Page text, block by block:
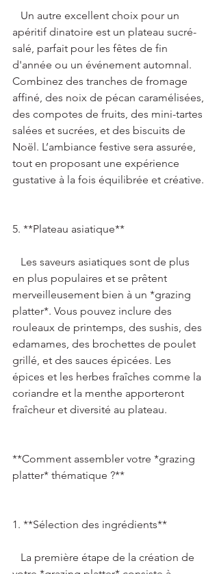
apéritif dinatoire est un plateau sucré-
salé, parfait pour les fêtes de fin
d'année ou un événement automnal.
Combinez des tranches de fromage
affiné, des noix de pécan caramélisées,
des compotes de fruits, des mini-tartes
salées et sucrées, et des biscuits de
Noël. L’ambiance festive sera assurée,
tout en proposant une expérience
gustative à la fois équilibrée et créative.
5. **Plateau asiatique**
en plus populaires et se prêtent
merveilleusement bien à un *grazing
platter*. Vous pouvez inclure des
rouleaux de printemps, des sushis, des
edamames, des brochettes de poulet
grillé, et des sauces épicées. Les
épices et les herbes fraîches comme la
coriandre et la menthe apporteront
fraîcheur et diversité au plateau.
**Comment assembler votre *grazing
platter* thématique ?**
1. **Sélection des ingrédients**